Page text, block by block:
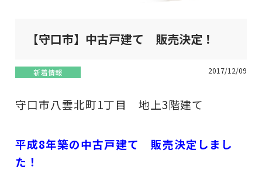
【守口市】中古戸建て 販売決定！
新着情報 2017/12/09
守口市八雲北町1丁目 地上3階建て
平成8年築の中古戸建て 販売決定しまし
た！